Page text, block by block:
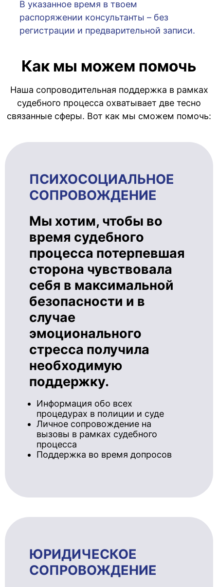
В указанное время в твоем
распоряжении консультанты – без
регистрации и предварительной записи.
Как мы можем помочь
Наша сопроводительная поддержка в рамках
судебного процесса охватывает две тесно
связанные сферы. Вот как мы сможем помочь:
ПСИХОСОЦИ­АЛЬ­НОЕ
СОПРОВОЖ­ДЕ­НИЕ
Мы хотим, чтобы во
время судебного
процесса потерпевшая
сторона чувствовала
себя в максимальной
безопасности и в
случае
эмоционального
стресса получила
необходимую
поддержку.
Информация обо всех
процедурах в полиции и суде
Личное сопровождение на
вызовы в рамках судебного
процесса
Поддержка во время допросов
ЮРИДИЧЕ­СКОЕ
СОПРОВОЖ­ДЕ­НИЕ